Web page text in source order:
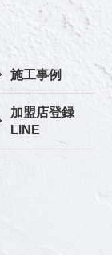
施工事例
加盟店登録
LINE